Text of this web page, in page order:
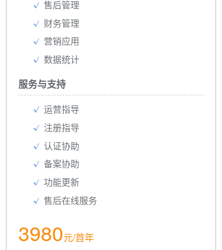
售后管理
财务管理
营销应用
数据统计
服务与支持
运营指导
注册指导
认证协助
备案协助
功能更新
售后在线服务
3980元/首年